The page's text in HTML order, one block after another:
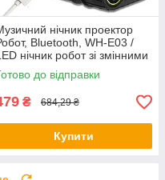
нічник проектор
Bluetooth, WH-E03 /
нічник робот зі змінними
/ Дитячий нічник
до відправки
₴ 684,29 ₴
Купити